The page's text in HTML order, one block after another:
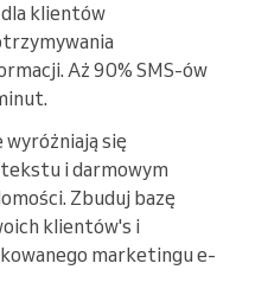
klientów
Aż 90% SMS-ów
się
tekstu i darmowym
Zbuduj bazę
klientów's i
marketingu e-